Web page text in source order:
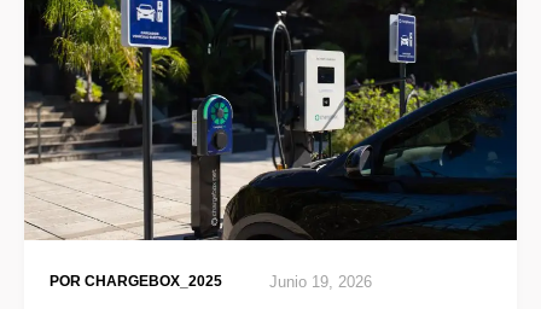
POR CHARGEBOX_2025 Junio 19, 2026